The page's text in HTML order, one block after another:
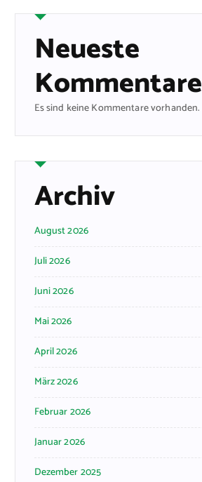
Neueste
Kommentare
Es sind keine Kommentare vorhanden.
Archiv
August 2026
Juli 2026
Juni 2026
Mai 2026
April 2026
März 2026
Februar 2026
Januar 2026
Dezember 2025